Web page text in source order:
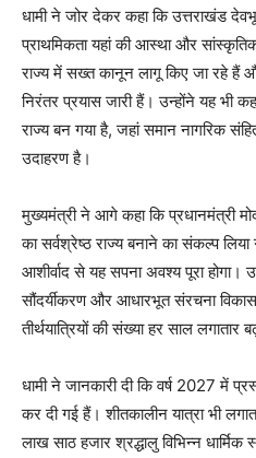
धामी ने जोर देकर कहा कि उत्तराखंड
प्राथमिकता यहां की आस्था और
राज्य में सख्त कानून लागू किए जा रहे हैं
निरंतर प्रयास जारी हैं। उन्होंने यह भी
राज्य बन गया है, जहां समान नागरिक
उदाहरण है।
मुख्यमंत्री ने आगे कहा कि प्रधानमंत्री
का सर्वश्रेष्ठ राज्य बनाने का संकल्प
आशीर्वाद से यह सपना अवश्य पूरा होगा।
सौंदर्यीकरण और आधारभूत संरचना
तीर्थयात्रियों की संख्या हर साल लगातार
धामी ने जानकारी दी कि वर्ष 2027 में
कर दी गई हैं। शीतकालीन यात्रा भी
लाख साठ हजार श्रद्धालु विभिन्न